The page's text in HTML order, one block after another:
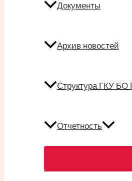
Документы
Архив новостей
Структура ГКУ БО
Отчетность